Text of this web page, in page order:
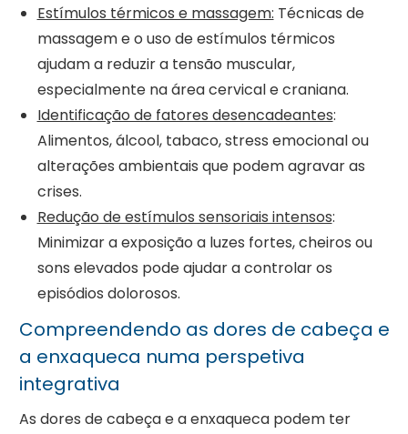
Estímulos térmicos e massagem: Técnicas de
massagem e o uso de estímulos térmicos
ajudam a reduzir a tensão muscular,
especialmente na área cervical e craniana.
Identificação de fatores desencadeantes:
Alimentos, álcool, tabaco, stress emocional ou
alterações ambientais que podem agravar as
crises.
Redução de estímulos sensoriais intensos:
Minimizar a exposição a luzes fortes, cheiros ou
sons elevados pode ajudar a controlar os
episódios dolorosos.
Compreendendo as dores de cabeça e
a enxaqueca numa perspetiva
integrativa
As dores de cabeça e a enxaqueca podem ter